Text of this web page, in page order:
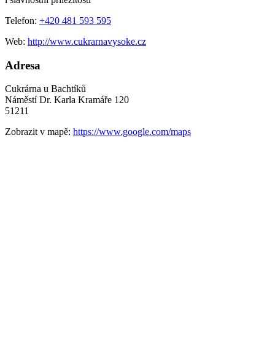
Telefon: +420 481 593 595
Web: http://www.cukrarnavysoke.cz
Adresa
Cukrárna u Bachtíků
Náměstí Dr. Karla Kramáře 120
51211
Zobrazit v mapě: https://www.google.com/maps